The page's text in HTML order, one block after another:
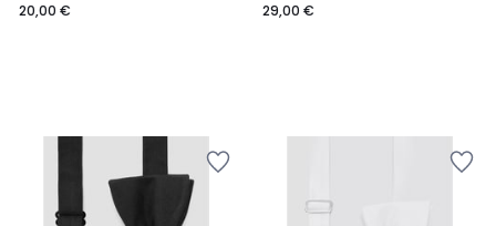
20,00 € 29,00 €